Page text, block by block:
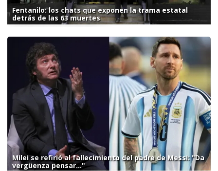
Fentanilo: los chats que exponen la trama estatal
detrás de las 63 muertes
Milei se refirió al fallecimiento del padre de Messi: "Da
vergüenza pensar..."